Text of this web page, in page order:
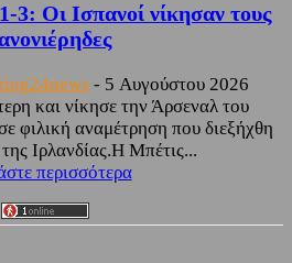
3: Οι Ισπανοί νίκησαν τους
- 5 Αυγούστου 2026
και νίκησε την Άρσεναλ του
φιλική αναμέτρηση που διεξήχθη
Ιρλανδίας.Η Μπέτις...
περισσότερα